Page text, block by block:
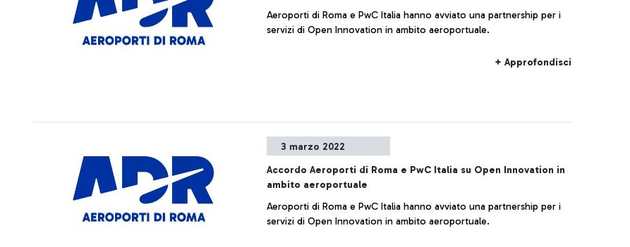
Aeroporti di Roma e PwC Italia hanno avviato una partnership per i
servizi di Open Innovation in ambito aeroportuale.
+ Approfondisci
3 marzo 2022
Accordo Aeroporti di Roma e PwC Italia su Open Innovation in
ambito aeroportuale
Aeroporti di Roma e PwC Italia hanno avviato una partnership per i
servizi di Open Innovation in ambito aeroportuale.